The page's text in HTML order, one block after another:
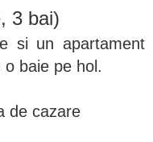
3 bai)
si un apartament
baie pe hol.
de cazare